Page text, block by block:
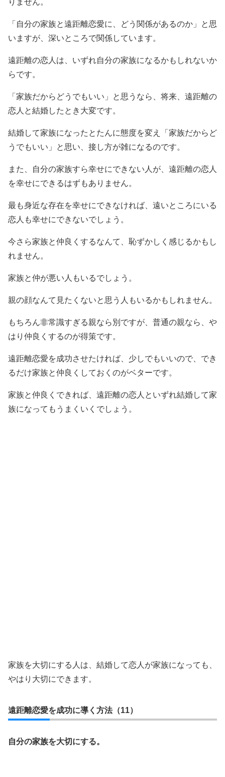
りません。
「自分の家族と遠距離恋愛に、どう関係があるのか」と思
いますが、深いところで関係しています。
遠距離の恋人は、いずれ自分の家族になるかもしれないか
らです。
「家族だからどうでもいい」と思うなら、将来、遠距離の
恋人と結婚したとき大変です。
結婚して家族になったとたんに態度を変え「家族だからど
うでもいい」と思い、接し方が雑になるのです。
また、自分の家族すら幸せにできない人が、遠距離の恋人
を幸せにできるはずもありません。
最も身近な存在を幸せにできなければ、遠いところにいる
恋人も幸せにできないでしょう。
今さら家族と仲良くするなんて、恥ずかしく感じるかもし
れません。
家族と仲が悪い人もいるでしょう。
親の顔なんて見たくないと思う人もいるかもしれません。
もちろん非常識すぎる親なら別ですが、普通の親なら、や
はり仲良くするのが得策です。
遠距離恋愛を成功させたければ、少しでもいいので、でき
るだけ家族と仲良くしておくのがベターです。
家族と仲良くできれば、遠距離の恋人といずれ結婚して家
族になってもうまくいくでしょう。
家族を大切にする人は、結婚して恋人が家族になっても、
やはり大切にできます。
遠距離恋愛を成功に導く方法（11）
自分の家族を大切にする。